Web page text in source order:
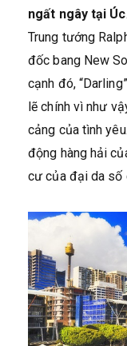
ngất ngây tại Úc
Trung tướng
đốc bang New
cạnh đó,
lẽ chính vì như
cảng của tình
động hàng hải
cư của đại da số